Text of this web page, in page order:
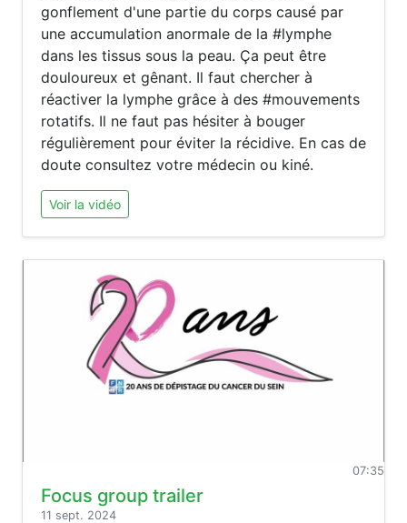
gonflement d'une partie du corps causé par
une accumulation anormale de la #lymphe
dans les tissus sous la peau. Ça peut être
douloureux et gênant. Il faut chercher à
réactiver la lymphe grâce à des #mouvements
rotatifs. Il ne faut pas hésiter à bouger
régulièrement pour éviter la récidive. En cas de
doute consultez votre médecin ou kiné.
Voir la vidéo
07:35
Focus group trailer
11 sept. 2024